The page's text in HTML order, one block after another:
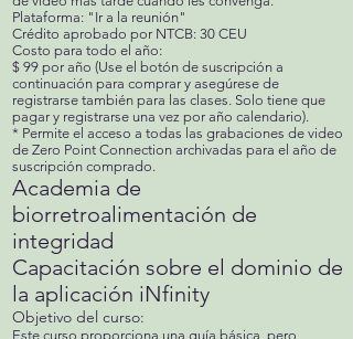
Plataforma: "Ir a la reunión"
Crédito aprobado por NTCB: 30 CEU
Costo para todo el año:
$ 99 por año (Use el botón de suscripción a
continuación para comprar y asegúrese de
registrarse también para las clases. Solo tiene que
pagar y registrarse una vez por año calendario).
* Permite el acceso a todas las grabaciones de video
de Zero Point Connection archivadas para el año de
suscripción comprado.
Academia de
biorretroalimentación de
integridad
Capacitación sobre el dominio de
la aplicación iNfinity
Objetivo del curso:
Este curso proporciona una guía básica, pero